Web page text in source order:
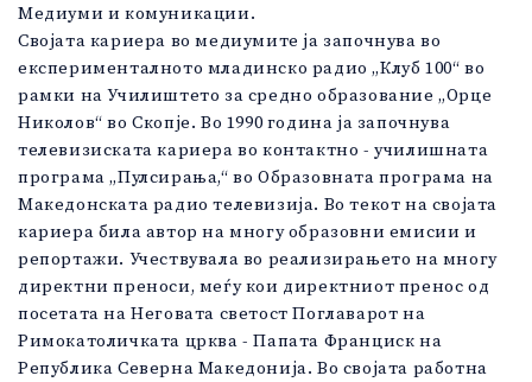
Медиуми и комуникации.
Својата кариера во медиумите ја започнува во
експерименталното младинско радио „Клуб 100“ во
рамки на Училиштето за средно образование „Орце
Николов“ во Скопје. Во 1990 година ја започнува
телевизиската кариера во контактно - училишната
програма „Пулсирања,“ во Образовната програма на
Македонската радио телевизија. Во текот на својата
кариера била автор на многу образовни емисии и
репортажи. Учествувала во реализирањето на многу
директни преноси, меѓу кои директниот пренос од
посетата на Неговата светост Поглаварот на
Римокатоличката црква - Папата Франциск на
Република Северна Македонија. Во својата работна